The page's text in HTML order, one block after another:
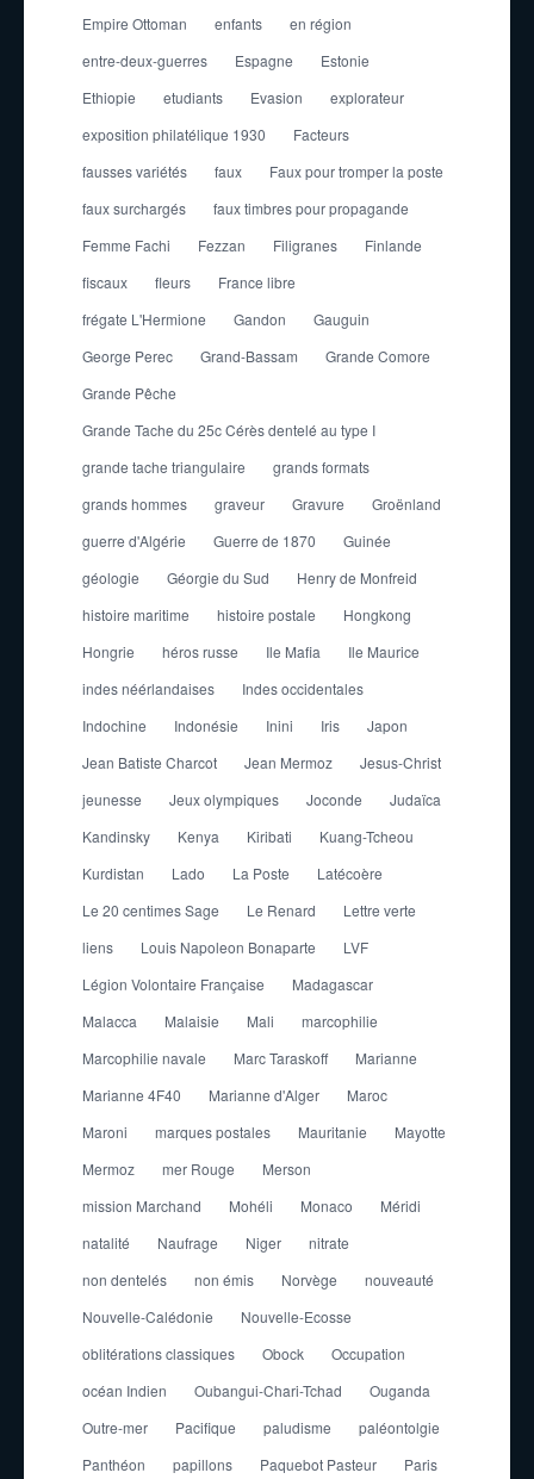
Empire Ottoman
enfants
en région
entre-deux-guerres
Espagne
Estonie
Ethiopie
etudiants Evasion
explorateur
exposition philatélique 1930
Facteurs
fausses variétés
faux
Faux pour tromper la poste
faux surchargés
faux timbres pour propagande
Femme Fachi
Fezzan Filigranes
Finlande
fiscaux
fleurs
France libre
frégate L'Hermione
Gandon
Gauguin
George Perec
Grand-Bassam
Grande Comore
Grande Pêche
Grande Tache du 25c Cérès dentelé au type I
grande tache triangulaire
grands formats
grands hommes
graveur Gravure
Groënland
guerre d'Algérie
Guerre de 1870
Guinée
géologie
Géorgie du Sud
Henry de Monfreid
histoire maritime
histoire postale
Hongkong
Hongrie
héros russe Ile Mafia
Ile Maurice
indes néérlandaises
Indes occidentales
Indochine
Indonésie Inini Iris
Japon
Jean Batiste Charcot
Jean Mermoz
Jesus-Christ
jeunesse
Jeux olympiques Joconde
Judaïca
Kandinsky
Kenya Kiribati
Kuang-Tcheou
Kurdistan
Lado La Poste
Latécoère
Le 20 centimes Sage
Le Renard
Lettre verte
liens
Louis Napoleon Bonaparte
LVF
Légion Volontaire Française
Madagascar
Malacca
Malaisie Mali
marcophilie
Marcophilie navale
Marc Taraskoff
Marianne
Marianne 4F40
Marianne d'Alger
Maroc
Maroni
marques postales Mauritanie
Mayotte
Mermoz
mer Rouge
Merson
mission Marchand
Mohéli Monaco
Méridi
natalité
Naufrage Niger
nitrate
non dentelés
non émis Norvège
nouveauté
Nouvelle-Calédonie
Nouvelle-Ecosse
oblitérations classiques
Obock
Occupation
océan Indien
Oubangui-Chari-Tchad
Ouganda
Outre-mer
Pacifique paludisme
paléontolgie
Panthéon
papillons Paquebot Pasteur Paris